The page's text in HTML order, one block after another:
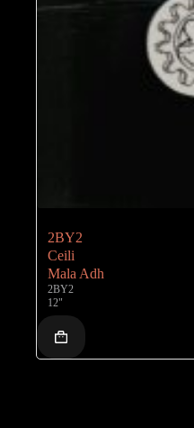
2BY2
Ceili
Mala Adh
2BY2
12"